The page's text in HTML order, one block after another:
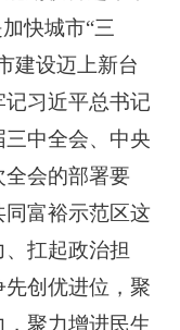
快城市“三
建设迈上新台
习近平总书记
中全会、中央
会的部署要
富裕示范区这
扛起政治担
创优进位，聚
聚力增进民生